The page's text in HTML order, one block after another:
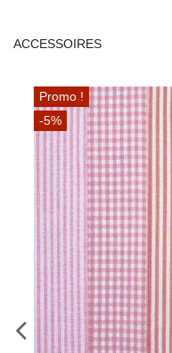
ACCESSOIRES
Promo !
-5%